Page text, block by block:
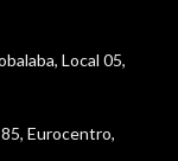
Local 05,
Eurocentro,